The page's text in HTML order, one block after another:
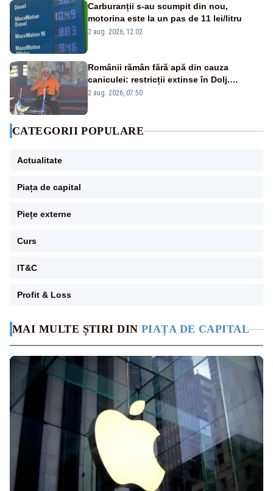
MAI MULTE ȘTIRI DIN PIAȚA DE CAPITAL
Carburanții s-au scumpit din nou,
motorina este la un pas de 11 lei/litru
2 aug. 2026, 12:02
Românii rămân fără apă din cauza
caniculei: restricții extinse în Dolj.
Oamenii au „cu program la robinet”
2 aug. 2026, 07:50
CATEGORII POPULARE
Actualitate
Piața de capital
Piețe externe
Curs
IT&C
Profit & Loss